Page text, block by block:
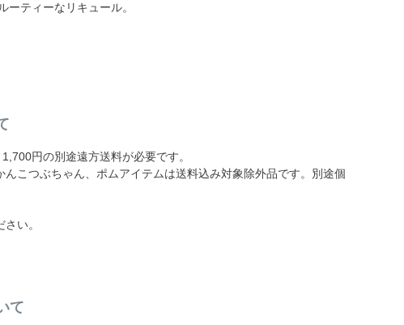
ティーなリキュール。
円の別途遠方送料が必要です。
こつぶちゃん、ポムアイテムは送料込み対象除外品です。別途個
い。
て